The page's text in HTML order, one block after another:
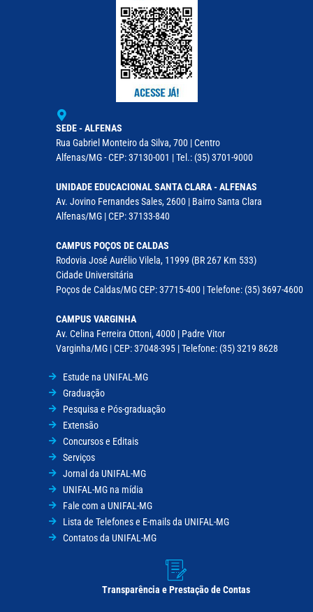
SEDE - ALFENAS
Rua Gabriel Monteiro da Silva, 700 | Centro
Alfenas/MG - CEP: 37130-001 | Tel.: (35) 3701-9000
UNIDADE EDUCACIONAL SANTA CLARA - ALFENAS
Av. Jovino Fernandes Sales, 2600 | Bairro Santa Clara
Alfenas/MG | CEP: 37133-840
CAMPUS POÇOS DE CALDAS
Rodovia José Aurélio Vilela, 11999 (BR 267 Km 533)
Cidade Universitária
Poços de Caldas/MG CEP: 37715-400 | Telefone: (35) 3697-4600
CAMPUS VARGINHA
Av. Celina Ferreira Ottoni, 4000 | Padre Vitor
Varginha/MG | CEP: 37048-395 | Telefone: (35) 3219 8628
Estude na UNIFAL-MG
Graduação
Pesquisa e Pós-graduação
Extensão
Concursos e Editais
Serviços
Jornal da UNIFAL-MG
UNIFAL-MG na mídia
Fale com a UNIFAL-MG
Lista de Telefones e E-mails da UNIFAL-MG
Contatos da UNIFAL-MG
Transparência e Prestação de Contas